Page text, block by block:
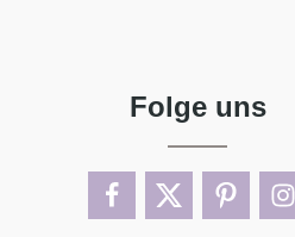
Folge uns